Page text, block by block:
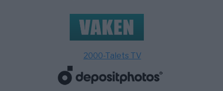
2000-Talets TV